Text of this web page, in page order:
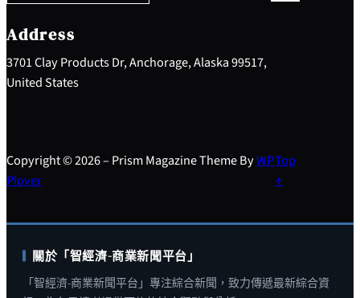
c
h
Address
3701 Clay Products Dr, Anchorage, Alaska 99517,
United States
Copyright © 2026 – Prism Magazine Theme ByWP
Plover
Top
↑
關於「智經濟-商業新聞平台」
「智經濟-商業新聞平台」專注綜合新聞，致力傳遞最新綜合資